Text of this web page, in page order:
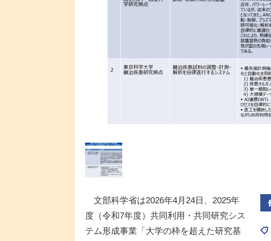
文部科学省は2026年4月24日、2025年
度（令和7年度）共同利用・共同研究シス
テム形成事業「大学の枠を超えた研究基